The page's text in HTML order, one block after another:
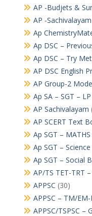
AP -Budjets &
AP -
Ap
Ap DSC –
Ap DSC – Try
AP DSC English
AP Group-2
Ap SA – SGT –
AP Sachivalayam
AP SCERT Text
Ap SGT –
Ap SGT –
Ap SGT – Social
AP/TS TET-TRT
APPSC (30)
APPSC – TM/
APPSC/TSPSC –